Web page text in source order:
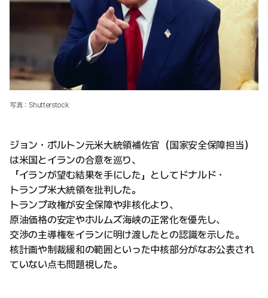
写真：Shutterstock
ジョン・ボルトン元米大統領補佐官（国家安全保障担当）
は米国とイランの合意を巡り、
「イランが望む結果を手にした」としてドナルド・
トランプ米大統領を批判した。
トランプ政権が安全保障や非核化より、
原油価格の安定やホルムズ海峡の正常化を優先し、
交渉の主導権をイランに明け渡したとの認識を示した。
核計画や制裁緩和の範囲といった中核部分がなお公表され
ていない点も問題視した。